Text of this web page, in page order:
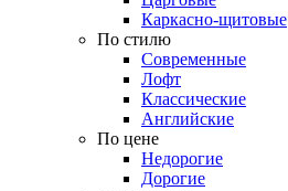
Каркасно-щитовые
По стилю
Современные
Лофт
Классические
Английские
По цене
Недорогие
Дорогие